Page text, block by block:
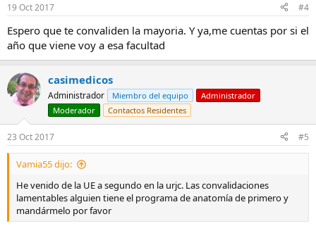
19 Oct 2017 #4
Espero que te convaliden la mayoria. Y ya,me cuentas por si el
año que viene voy a esa facultad
casimedicos
Administrador Miembro del equipo
Administrador
Moderador
Contactos Residentes
23 Oct 2017 #5
Vamia55 dijo:
He venido de la UE a segundo en la urjc. Las convalidaciones
lamentables alguien tiene el programa de anatomía de primero y
mandármelo por favor